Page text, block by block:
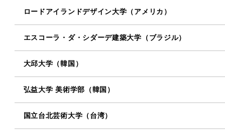
ロードアイランドデザイン大学（アメリカ）
エスコーラ・ダ・シダーデ建築大学（ブラジル）
大邱大学（韓国）
弘益大学 美術学部（韓国）
国立台北芸術大学（台湾）